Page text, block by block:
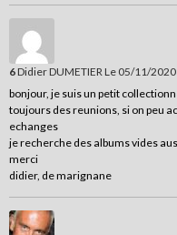
6Didier DUMETIERLe 05/11/2020
bonjour, je suis un petit
toujours des reunions, si on peu
echanges
je recherche des albums vides
merci
didier, de marignane